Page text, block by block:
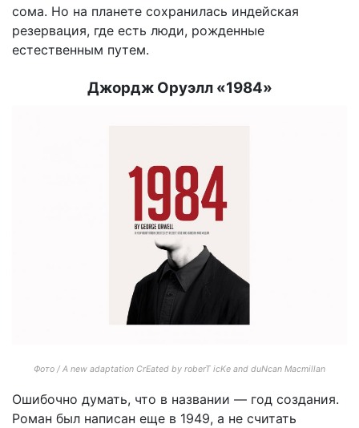
сома. Но на планете сохранилась индейская
резервация, где есть люди, рожденные
естественным путем.
Джордж Оруэлл «1984»
Фото / A new adaptation CrEated by roberT icKe and duNcan Macmillan
Ошибочно думать, что в названии — год создания.
Роман был написан еще в 1949, а не считать